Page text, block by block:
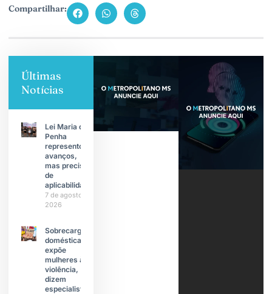
Compartilhar:
Últimas
Notícias
Lei Maria da
Penha
representou
avanços,
mas precisa
de
aplicabilidade
7 de agosto de
2026
Sobrecarga
doméstica
expõe
mulheres à
violência,
dizem
especialistas